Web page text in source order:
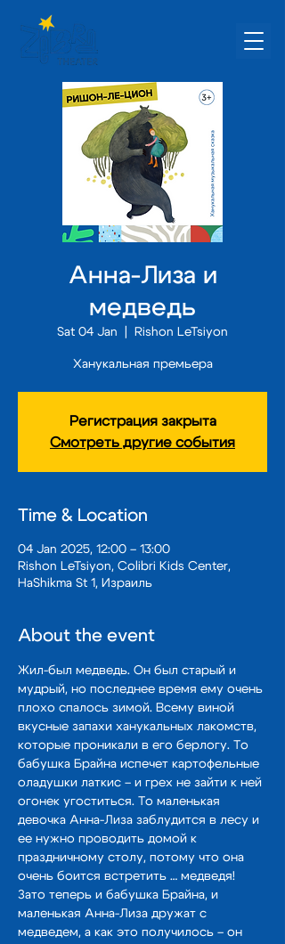
Анна-Лиза и
медведь
Sat 04 Jan Rishon LeTsiyon
Ханукальная премьера
Регистрация закрыта
Смотреть другие события
Time & Location
04 Jan 2025, 12:00 – 13:00
Rishon LeTsiyon, Colibri Kids Center,
HaShikma St 1, Израиль
About the event
Жил-был медведь. Он был старый и
мудрый, но последнее время ему очень
плохо спалось зимой. Всему виной
вкусные запахи ханукальных лакомств,
которые проникали в его берлогу. То
бабушка Брайна испечет картофельные
оладушки латкис – и грех не зайти к ней
огонек угоститься. То маленькая
девочка Анна-Лиза заблудится в лесу и
ее нужно проводить домой к
праздничному столу, потому что она
очень боится встретить … медведя!
Зато теперь и бабушка Брайна, и
маленькая Анна-Лиза дружат с
медведем, а как это получилось – он